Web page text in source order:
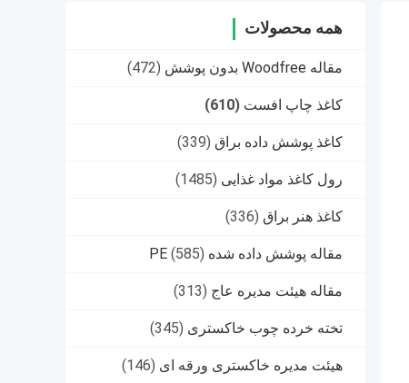
همه محصولات
مقاله Woodfree بدون پوشش (472)
کاغذ چاپ افست (610)
کاغذ پوشش داده براق (339)
رول کاغذ مواد غذایی (1485)
کاغذ هنر براق (336)
مقاله پوشش داده شده PE (585)
مقاله هیئت مدیره عاج (313)
تخته خرده چوب خاکستری (345)
هیئت مدیره خاکستری ورقه ای (146)